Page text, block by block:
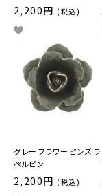
2,200円 (税込)
グレー フラワー ピンズ ラ
ペルピン
2,200円 (税込)